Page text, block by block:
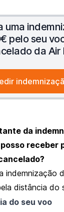
uma
pelo seu
da Air
da
receber
indemnização
distância do
do seu voo